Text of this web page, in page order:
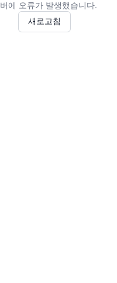
에 오류가 발생했습니다.
새로고침